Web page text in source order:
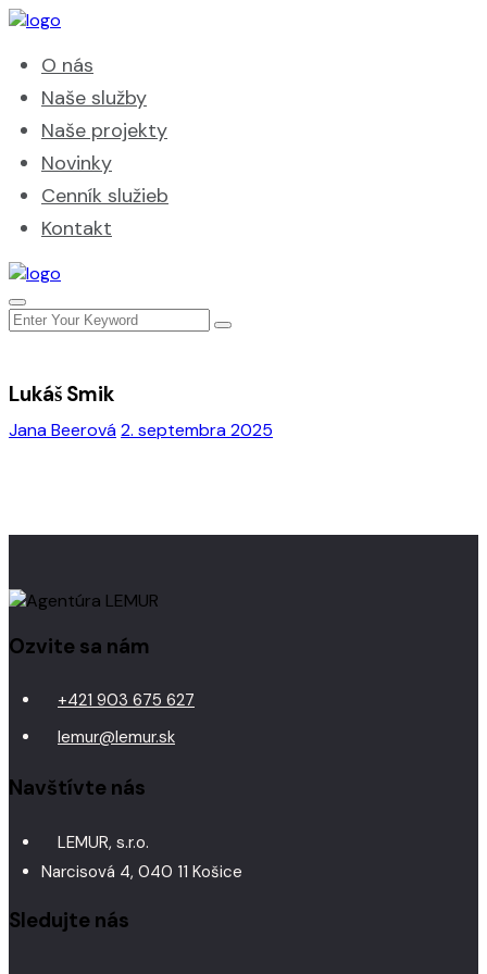
O nás
Naše služby
Naše projekty
Novinky
Cenník služieb
Kontakt
Jana Beerová2. septembra 2025
Lukáš Smik
Ozvite sa nám
+421 903 675 627
lemur@lemur.sk
Navštívte nás
LEMUR, s.r.o.
Narcisová 4, 040 11 Košice
Sledujte nás